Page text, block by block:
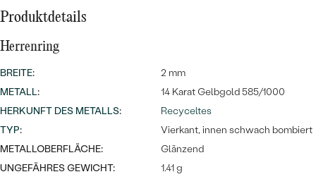
Produktdetails
Herrenring
BREITE:
2 mm
METALL:
14 Karat Gelbgold 585/1000
HERKUNFT DES METALLS:
Recyceltes
TYP:
Vierkant, innen schwach bombiert
METALLOBERFLÄCHE:
Glänzend
UNGEFÄHRES GEWICHT:
1.41 g